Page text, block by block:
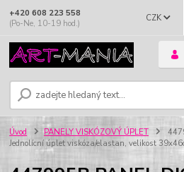
CZK
+420 608 223 558
(Po-Ne, 10-19 hod.)
Úvod PANELY VISKÓZOVÝ ÚPLET
Jednolícní úplet viskóza/elastan, velikost